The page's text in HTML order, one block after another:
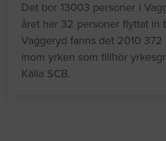
Det bor 13003 personer i
året har 32 personer flyttat in
Vaggeryd fanns det 2010 372
inom yrken som tillhör
Källa SCB.